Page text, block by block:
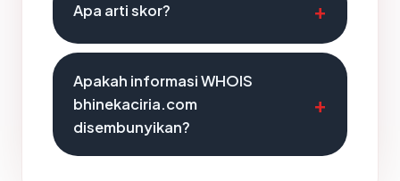
Apa arti skor?
Apakah informasi WHOIS
bhinekaciria.com
disembunyikan?